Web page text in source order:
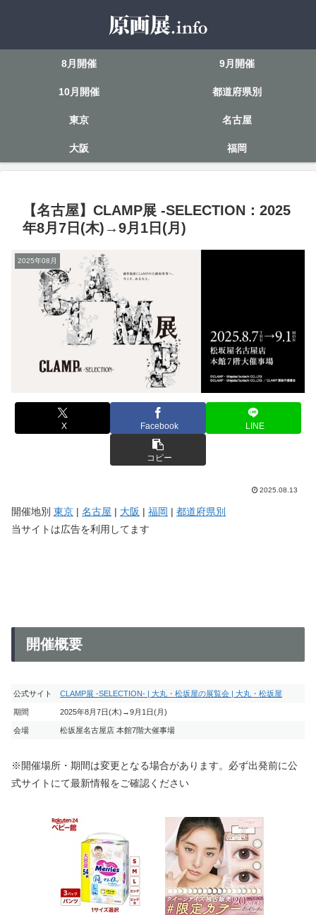
8月開催 9月開催
10月開催 都道府県別
東京 名古屋
大阪 福岡
【名古屋】CLAMP展 -SELECTION：2025
年8月7日(木)→9月1日(月)
2025年08月
X Facebook LINE
コピー
2025.08.13
開催地別 東京 | 名古屋 | 大阪 | 福岡 | 都道府県別
当サイトは広告を利用してます
開催概要
公式サイト CLAMP展 ‐SELECTION- | 大丸・松坂屋の展覧会 | 大丸・松坂屋
期間 2025年8月7日(木)→9月1日(月)
会場 松坂屋名古屋店 本館7階大催事場
※開催場所・期間は変更となる場合があります。必ず出発前に公
式サイトにて最新情報をご確認ください